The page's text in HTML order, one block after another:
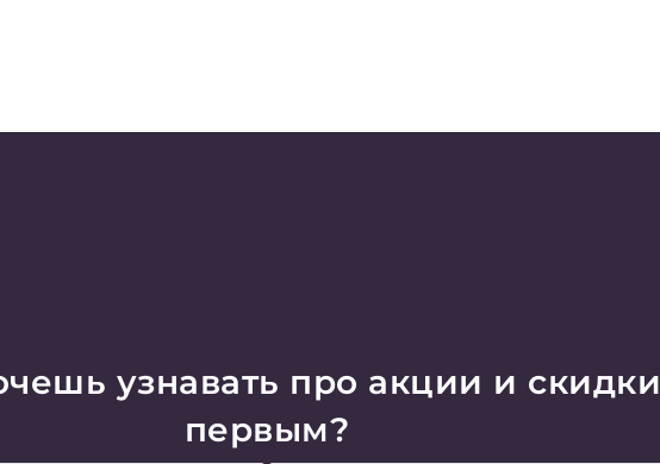
узнавать про акции и скидки
первым?